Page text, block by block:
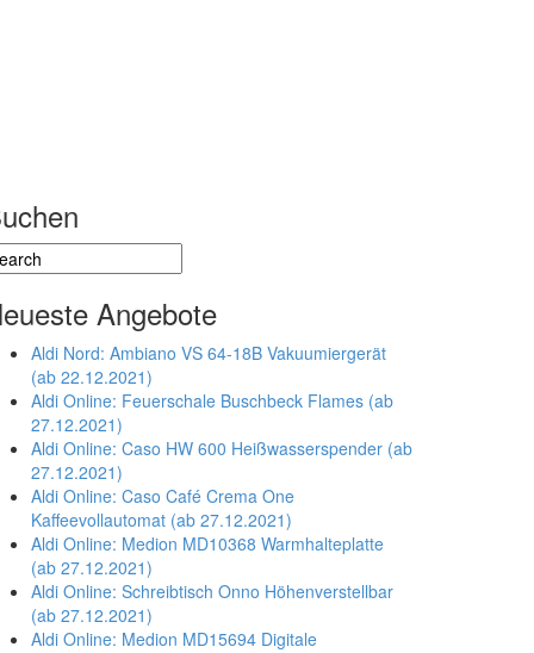
Angebote
Aldi Nord: Ambiano VS 64-18B Vakuumiergerät
(ab 22.12.2021)
Aldi Online: Feuerschale Buschbeck Flames (ab
27.12.2021)
Aldi Online: Caso HW 600 Heißwasserspender (ab
27.12.2021)
Aldi Online: Caso Café Crema One
Kaffeevollautomat (ab 27.12.2021)
Aldi Online: Medion MD10368 Warmhalteplatte
(ab 27.12.2021)
Aldi Online: Schreibtisch Onno Höhenverstellbar
(ab 27.12.2021)
Aldi Online: Medion MD15694 Digitale